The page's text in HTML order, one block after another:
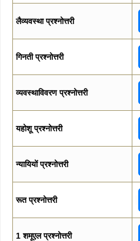
लैव्यवस्था प्रश्नोत्तरी
गिनती प्रश्नोत्तरी
व्यवस्थाविवरण प्रश्नोत्तरी
यहोशू प्रश्नोत्तरी
न्यायियों प्रश्नोत्तरी
रूत प्रश्नोत्तरी
1 शमूएल प्रश्नोत्तरी